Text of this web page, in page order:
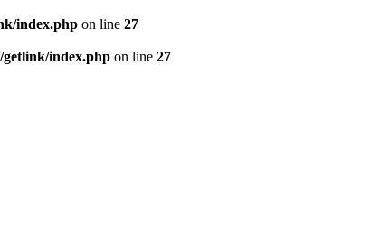
index.php on line 27
index.php on line 27